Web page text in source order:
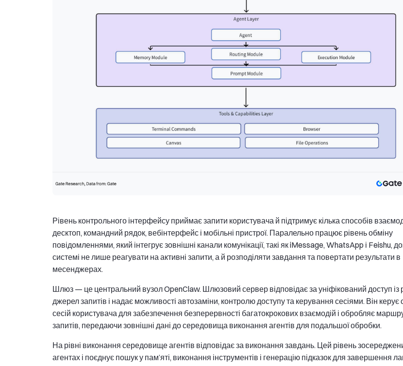
Рівень контрольного інтерфейсу приймає запити користувача й підтримує кілька способів
десктоп, командний рядок, вебінтерфейс і мобільні пристрої. Паралельно працює рівень обміну
повідомленнями, який інтегрує зовнішні канали комунікації, такі як iMessage, WhatsApp і Feishu,
системі не лише реагувати на активні запити, а й розподіляти завдання та повертати результати в
месенджерах.
Шлюз — це центральний вузол OpenClaw. Шлюзовий сервер відповідає за уніфікований доступ із
джерел запитів і надає можливості автозаміни, контролю доступу та керування сесіями. Він керує
сесій користувача для забезпечення безперервності багатокрокових взаємодій і обробляє
запитів, передаючи зовнішні дані до середовища виконання агентів для подальшої обробки.
На рівні виконання середовище агентів відповідає за виконання завдань. Цей рівень
агентах і поєднує пошук у пам’яті, виконання інструментів і генерацію підказок для завершення